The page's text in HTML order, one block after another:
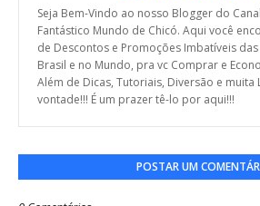
Seja Bem-Vindo ao nosso Blogger do
Fantástico Mundo de Chicó. Aqui você
de Descontos e Promoções Imbatíveis
Brasil e no Mundo, pra vc Comprar e
Além de Dicas, Tutoriais, Diversão e muita
vontade!!! É um prazer tê-lo por aqui!!!
POSTAR UM